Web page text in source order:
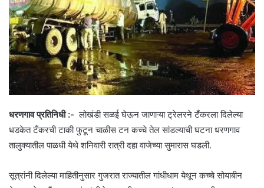
धरणगाव प्रतिनिधी :- लोखंडी सळई घेऊन जाणाऱ्या ट्रेलरने टँकरला दिलेल्या
धडकेत टँकरची टाकी फुटून चाळीस टन कच्चे तेल सांडल्याची घटना धरणगाव
तालुक्यातील पाळधी येथे शनिवारी रात्री दहा वाजेच्या सुमारास घडली.
सूत्रांनी दिलेल्या माहितीनुसार गुजरात राज्यातील गांधीधाम येथून कच्चे सोयाबीन